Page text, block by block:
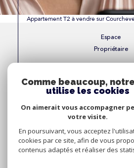
Appartement T2 à vendre sur
Espace
Propriétaire
Adhérons
© 2026 | TOUS DROITS RÉSERVÉS |
Comme beaucoup,
utilise les cookies
On aimerait vous accompagner
votre visite.
En poursuivant, vous acceptez
cookies par ce site, afin de vous
contenus adaptés et réaliser des